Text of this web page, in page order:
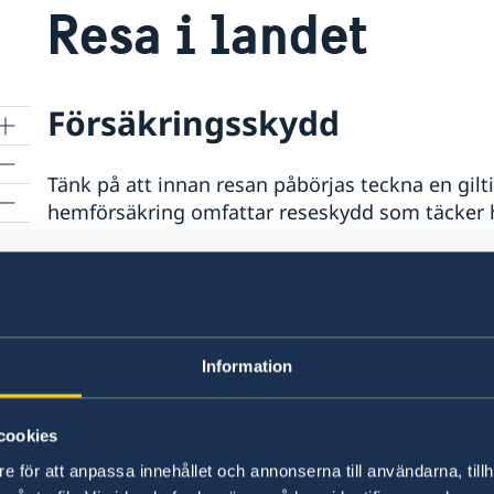
Information
för att anpassa innehållet och annonserna till användarna,
Resa i landet
Försäkringsskydd
Tänk på att innan resan påbörjas teckna en
hemförsäkring omfattar reseskydd som täcker
Samtliga besökare rekommenderas att anmäla
ett webbformulär, för att kunna bli kontaktad
nödvändigt i en större krissituation,
Ytterligare säkerhetsinformation samt
INGUAT:s kontor för turistinformation
(tel